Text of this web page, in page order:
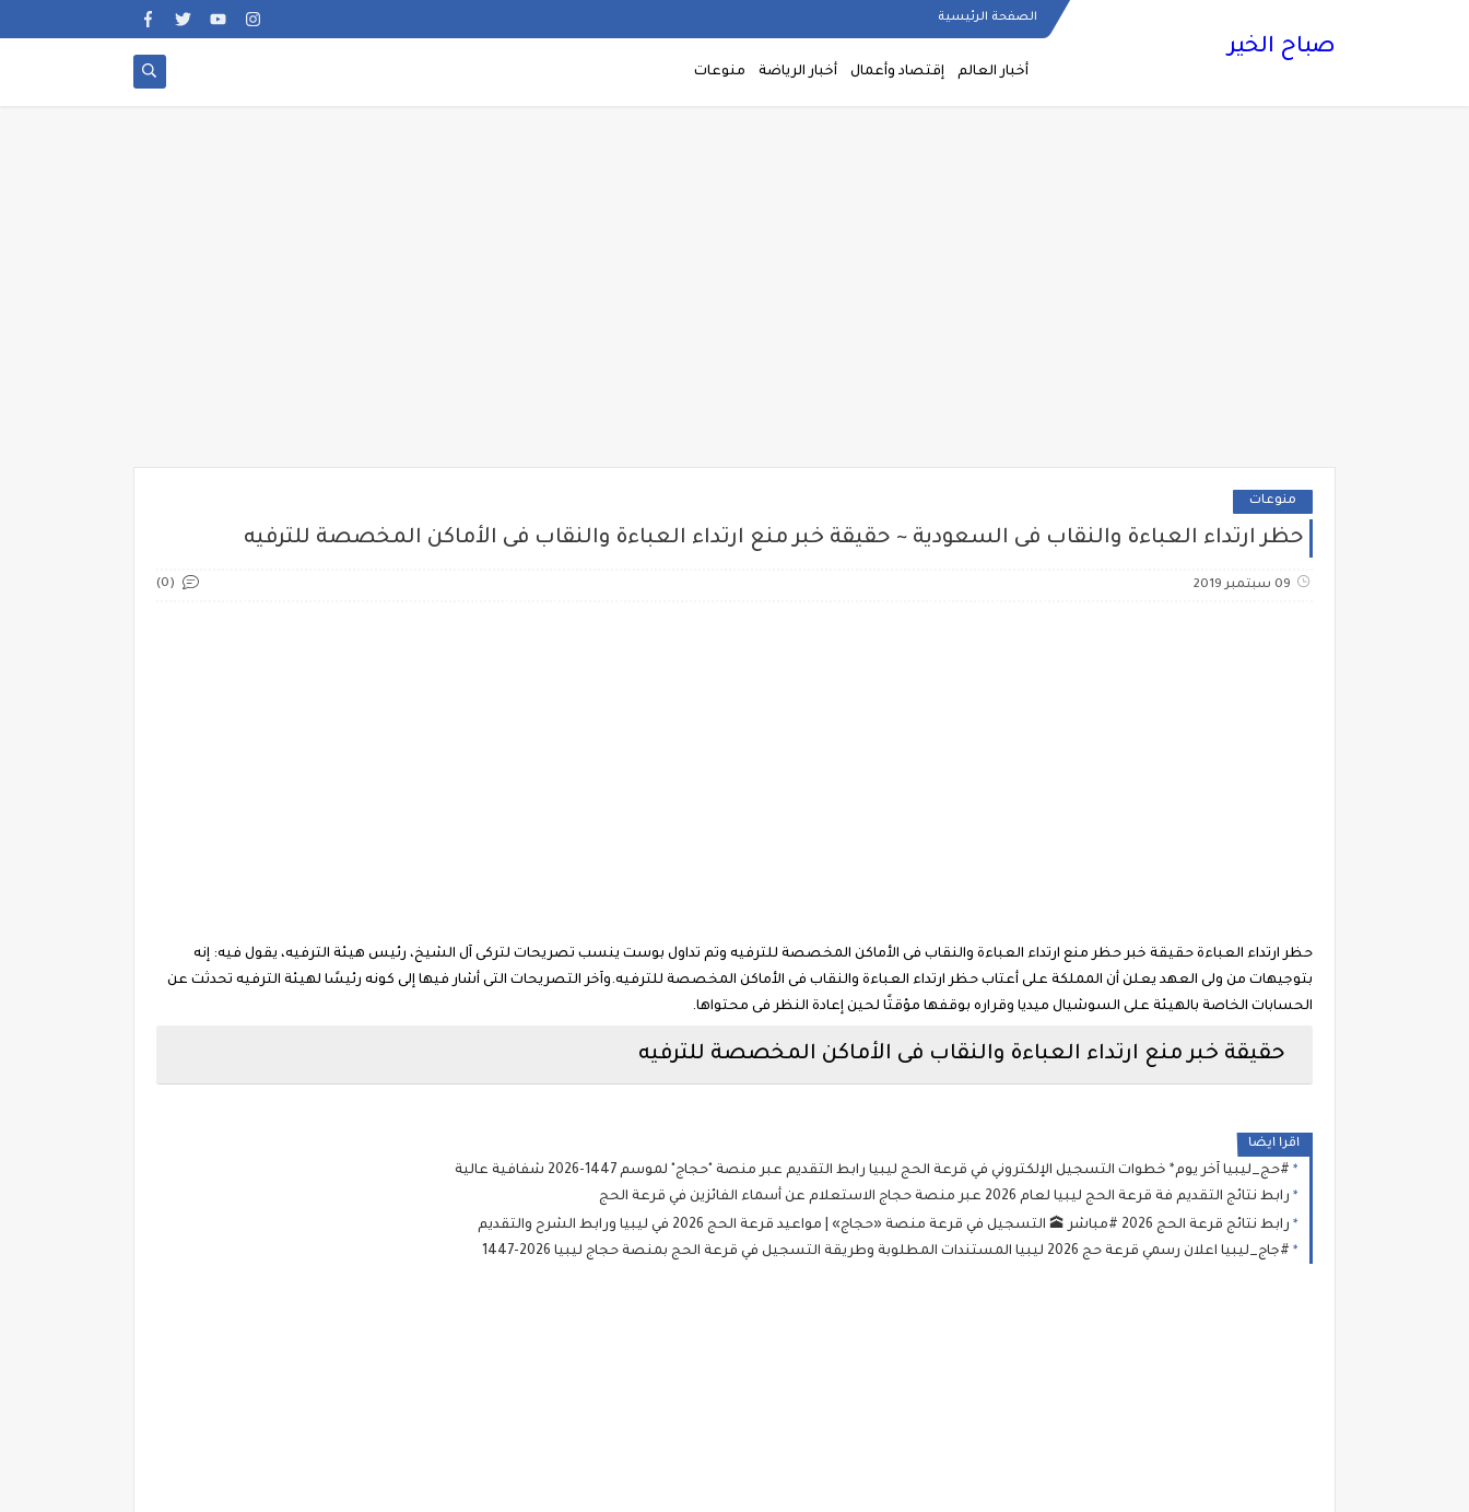
الصفحة الرئيسية
صباح الخير
أخبار العالم إقتصاد وأعمال أخبار الرياضة منوعات
منوعات
حظر ارتداء العباءة والنقاب فى السعودية ~ حقيقة خبر منع ارتداء العباءة والنقاب فى الأماكن المخصصة للترفيه
09 سبتمبر 2019 (0)
حظر ارتداء العباءة حقيقة خبر حظر منع ارتداء العباءة والنقاب فى الأماكن المخصصة للترفيه وتم تداول بوست ينسب تصريحات لتركى آل الشيخ، رئيس هيئة الترفيه، يقول فيه: إنه
بتوجيهات من ولى العهد يعلن أن المملكة على أعتاب حظر ارتداء العباءة والنقاب فى الأماكن المخصصة للترفيه.وآخر التصريحات التى أشار فيها إلى كونه رئيسًا لهيئة الترفيه تحدثت عن
الحسابات الخاصة بالهيئة على السوشيال ميديا وقراره بوقفها مؤقتًا لحين إعادة النظر فى محتواها.
حقيقة خبر منع ارتداء العباءة والنقاب فى الأماكن المخصصة للترفيه
اقرا ايضا
#حج_ليبيا آخر يوم* خطوات التسجيل الإلكتروني في قرعة الحج ليبيا رابط التقديم عبر منصة "حجاج" لموسم 1447-2026 شفافية عالية
رابط نتائج التقديم فة قرعة الحج ليبيا لعام 2026 عبر منصة حجاج الاستعلام عن أسماء الفائزين في قرعة الحج
رابط نتائج قرعة الحج 2026 #مباشر 🕋 التسجيل في قرعة منصة «حجاج» | مواعيد قرعة الحج 2026 في ليبيا ورابط الشرح والتقديم
#جاج_ليبيا اعلان رسمي قرعة حج 2026 ليبيا المستندات المطلوبة وطريقة التسجيل في قرعة الحج بمنصة حجاج ليبيا 2026-1447